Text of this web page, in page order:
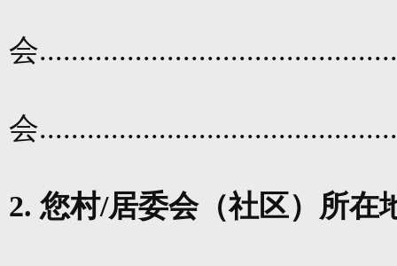
会
会
2. 您村/居委会（社区）所在